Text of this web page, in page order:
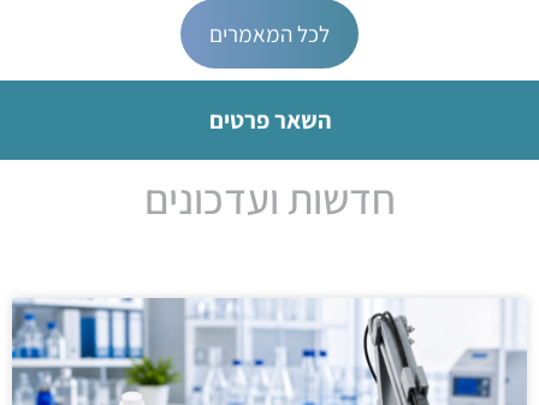
לכל המאמרים
השאר פרטים
חדשות ועדכונים